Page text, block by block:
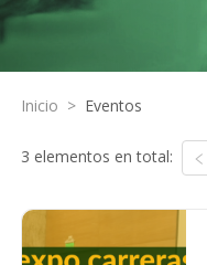
Inicio > Eventos
3 elementos en total: